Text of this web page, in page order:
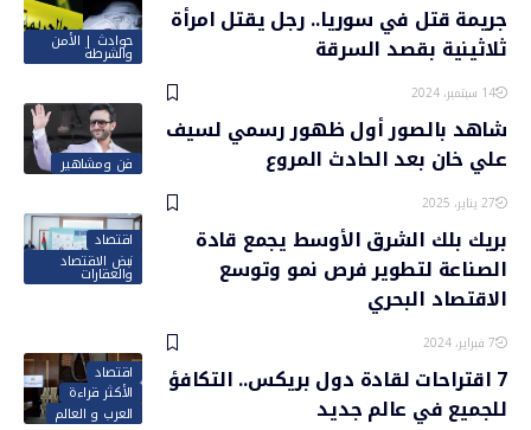
حوادث | الأمن
والشرطة
جريمة قتل في سوريا.. رجل يقتل امرأة
ثلاثينية بقصد السرقة
14 سبتمبر، 2024
فن ومشاهير
شاهد بالصور أول ظهور رسمي لسيف
علي خان بعد الحادث المروع
27 يناير، 2025
اقتصاد
نبض الاقتصاد
والعقارات
بريك بلك الشرق الأوسط يجمع قادة
الصناعة لتطوير فرص نمو وتوسع
الاقتصاد البحري
7 فبراير، 2024
اقتصاد
الأكثر قراءة
العرب و العالم
7 اقتراحات لقادة دول بريكس.. التكافؤ
للجميع في عالم جديد